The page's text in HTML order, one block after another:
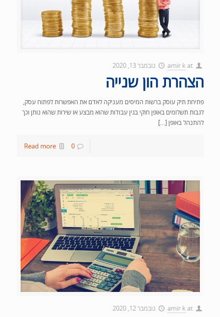
amir kat נובמבר 13, 2020
הצהרת הון שנייה
פתיחת תיק עוסק ברשות המיסים מעניקה לאדם את האפשרות לפתוח עסק,
לגבות תשלומים באופן חוקי בגין עבודות שהוא מבצע או שירות שהוא נותן וכך
להתנהל באופן […]
0
Read more
amir kat נובמבר 12, 2020